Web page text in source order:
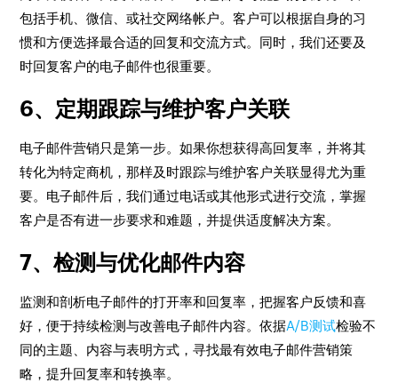
包括手机、微信、或社交网络帐户。客户可以根据自身的习
惯和方便选择最合适的回复和交流方式。同时，我们还要及
时回复客户的电子邮件也很重要。
6、定期跟踪与维护客户关联
电子邮件营销只是第一步。如果你想获得高回复率，并将其
转化为特定商机，那样及时跟踪与维护客户关联显得尤为重
要。电子邮件后，我们通过电话或其他形式进行交流，掌握
客户是否有进一步要求和难题，并提供适度解决方案。
7、检测与优化邮件内容
监测和剖析电子邮件的打开率和回复率，把握客户反馈和喜
好，便于持续检测与改善电子邮件内容。依据A/B测试检验不
同的主题、内容与表明方式，寻找最有效电子邮件营销策
略，提升回复率和转换率。